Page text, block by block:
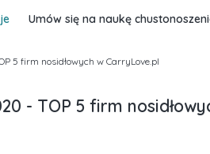
Umów się na naukę
5 firm nosidłowych w CarryLove.pl
- TOP 5 firm